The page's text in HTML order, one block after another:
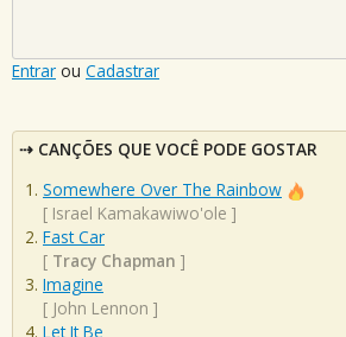
Entrar ou Cadastrar
CANÇÕES QUE VOCÊ PODE GOSTAR
Somewhere Over The Rainbow
[ Israel Kamakawiwo'ole ]
Fast Car
[ Tracy Chapman ]
Imagine
[ John Lennon ]
Let It Be